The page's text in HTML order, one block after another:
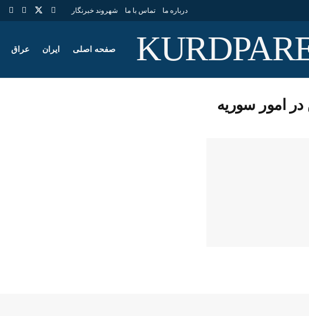
درباره ما تماس با ما شهروند خبرنگار
صفحه اصلی ایران عراق
در امور سوریه